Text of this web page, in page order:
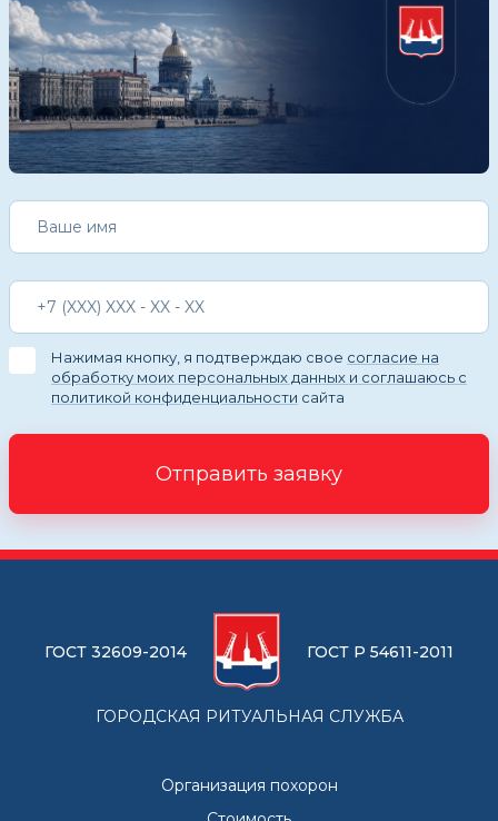
Нажимая кнопку, я подтверждаю свое согласие на
обработку моих персональных данных и соглашаюсь с
политикой конфиденциальности сайта
Отправить заявку
ГОСТ 32609-2014 ГОСТ Р 54611-2011
ГОРОДСКАЯ РИТУАЛЬНАЯ СЛУЖБА
Организация похорон